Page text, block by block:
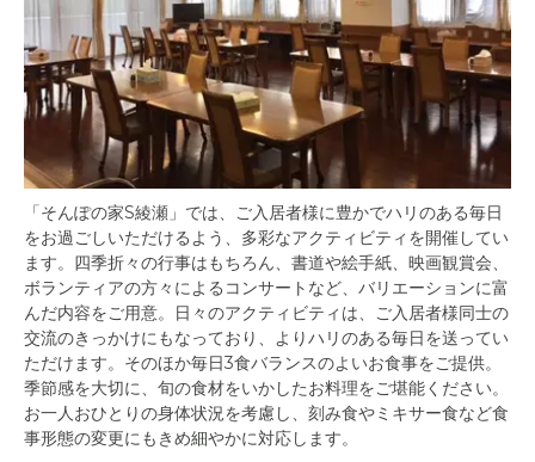
「そんぽの家S綾瀬」では、ご入居者様に豊かでハリのある毎日
をお過ごしいただけるよう、多彩なアクティビティを開催してい
ます。四季折々の行事はもちろん、書道や絵手紙、映画観賞会、
ボランティアの方々によるコンサートなど、バリエーションに富
んだ内容をご用意。日々のアクティビティは、ご入居者様同士の
交流のきっかけにもなっており、よりハリのある毎日を送ってい
ただけます。そのほか毎日3食バランスのよいお食事をご提供。
季節感を大切に、旬の食材をいかしたお料理をご堪能ください。
お一人おひとりの身体状況を考慮し、刻み食やミキサー食など食
事形態の変更にもきめ細やかに対応します。